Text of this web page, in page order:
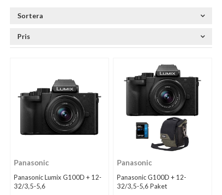
Sortera
Pris
Panasonic
Panasonic Lumix G100D + 12-
32/3,5-5,6
Panasonic
Panasonic G100D + 12-
32/3,5-5,6 Paket